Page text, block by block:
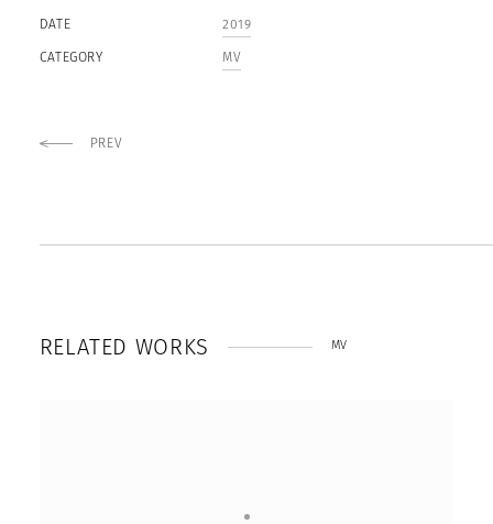
DATE 2019
CATEGORY MV
PREV
RELA T ED WO R KS MV